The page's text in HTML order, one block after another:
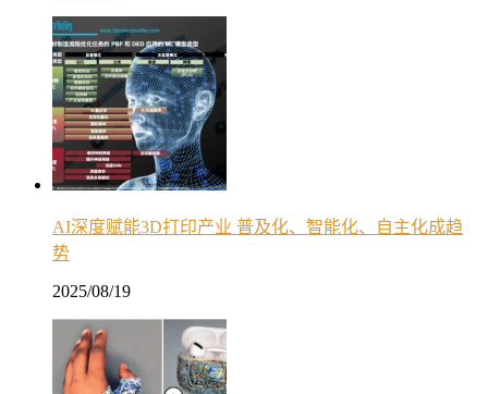
AI深度赋能3D打印产业 普及化、智能化、自主化成趋
势
2025/08/19